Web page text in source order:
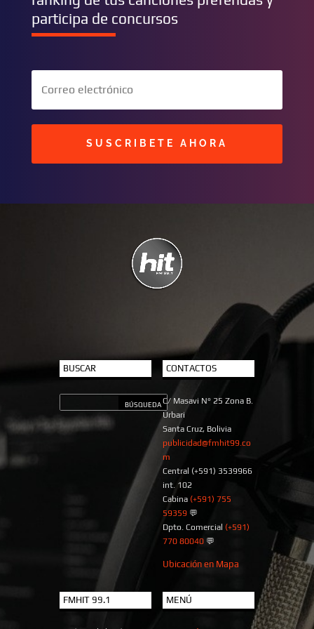
participa de concursos
SUSCRIBETE AHORA
BUSCAR CONTACTOS
C/ Masavi N° 25 Zona B.
Urbari
Santa Cruz, Bolivia
publicidad@fmhit99.co
m
Central (+591) 3539966
int. 102
Cabina (+591) 755
59359💬
Dpto. Comercial (+591)
770 80040💬
Ubicación en Mapa
FMHIT 99.1 MENÚ